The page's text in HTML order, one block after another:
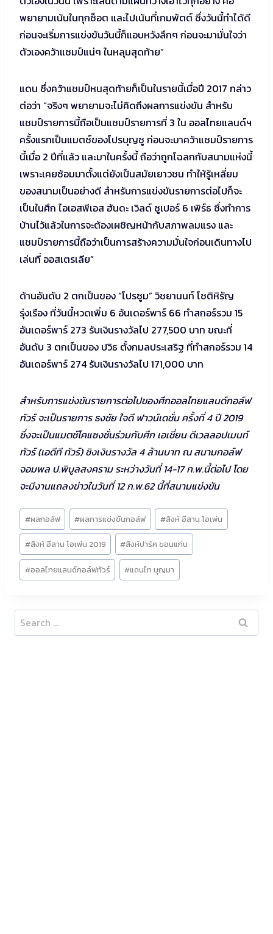
พยายามเน้นในทุกช็อต และไปเน้นที่เกมพัตต์ ซึ่งวันนี้ทำได้ดี
ก่อนจะเริ่มการแข่งขันวันนี้ก็แอบหวังลึกๆ ก่อนจะมามั่นใจว่า
ตัวเองคว้าแชมป์แน่ๆ ในหลุมสุดท้าย”
แดน ซึ่งคว้าแชมป์หนสุดท้ายก็เป็นในรายนี้เมื่อปี 2017 กล่าว
ต่อว่า “จริงๆ พยายามจะไม่คิดถึงผลการแข่งขัน สำหรับ
แชมป์รายการนี้ถือเป็นแชมป์รายการที่ 3 ใน ออลไทยแลนด์ฯ
ครั้งแรกเป็นแมตช์ของโปรบุญชู ก่อนจะมาคว้าแชมป์รายการ
นี้เมื่อ 2 ปีที่แล้ว และมาในครั้งนี้ ถือว่าถูกโฉลกกับสนามแห่งนี้
เพราะเคยซ้อมมาตั้งแต่ยังเป็นสมัยเยาวชน ทำให้รู้เหลี่ยม
ของสนามเป็นอย่างดี สำหรับการแข่งขันรายการต่อไปก็จะ
เป็นในศึก ไอเอสพีเอส ฮันดะ เวิลด์ ซูเปอร์ 6 เพิร์ธ ซึ่งทำการ
บ้านไว้แล้วในการจะต้องเผชิญหน้ากับสภาพลมแรง และ
แชมป์รายการนี้ถือว่าเป็นการสร้างความมั่นใจก่อนเดินทางไป
เล่นที่ ออสเตรเลีย”
ด้านอันดับ 2 ตกเป็นของ “โปรซูม” วิชยานนท์ โชติหิรัญ
รุ่งเรือง ที่วันนี้หวดเพิ่ม 6 อันเดอร์พาร์ 66 ทำสกอร์รวม 15
อันเดอร์พาร์ 273 รับเงินรางวัลไป 277,500 บาท ขณะที่
อันดับ 3 ตกเป็นของ ปวิธ ตั้งกมลประเสริฐ ที่ทำสกอร์รวม 14
อันเดอร์พาร์ 274 รับเงินรางวัลไป 171,000 บาท
สำหรับการแข่งขันรายการต่อไปของศึกออลไทยแลนด์กอล์ฟ
ทัวร์ จะเป็นรายการ ธงชัย ใจดี ฟาวน์เดชั่น ครั้งที่ 4 ปี 2019
ซึ่งจะเป็นแมตช์โคแซงชั่นร่วมกับศึก เอเชี่ยน ดีเวลลอปเมนท์
ทัวร์ (เอดีที ทัวร์) ชิงเงินรางวัล 4 ล้านบาท ณ สนามกอล์ฟ
จอมพล ป.พิบูลสงคราม ระหว่างวันที่ 14-17 ก.พ.นี้ต่อไป โดย
จะมีงานแถลงข่าวในวันที่ 12 ก.พ.62 นี้ที่สนามแข่งขัน
Post
Tags:
#ผลกอล์ฟ #ผลการแข่งขันกอล์ฟ #สิงห์ อีสาน โอเพ่น
#สิงห์ อีสาน โอเพ่น 2019 #สิงห์ปาร์ค ขอนแก่น
#ออลไทยแลนด์กอล์ฟทัวร์ #แดนไท บุญมา
Search
for: